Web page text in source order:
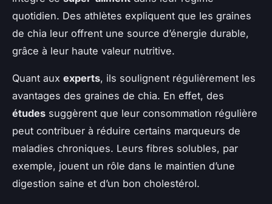
quotidien. Des athlètes expliquent que les graines
de chia leur offrent une source d’énergie durable,
grâce à leur haute valeur nutritive.
Quant aux experts, ils soulignent régulièrement les
avantages des graines de chia. En effet, des
études suggèrent que leur consommation régulière
peut contribuer à réduire certains marqueurs de
maladies chroniques. Leurs fibres solubles, par
exemple, jouent un rôle dans le maintien d’une
digestion saine et d’un bon cholestérol.